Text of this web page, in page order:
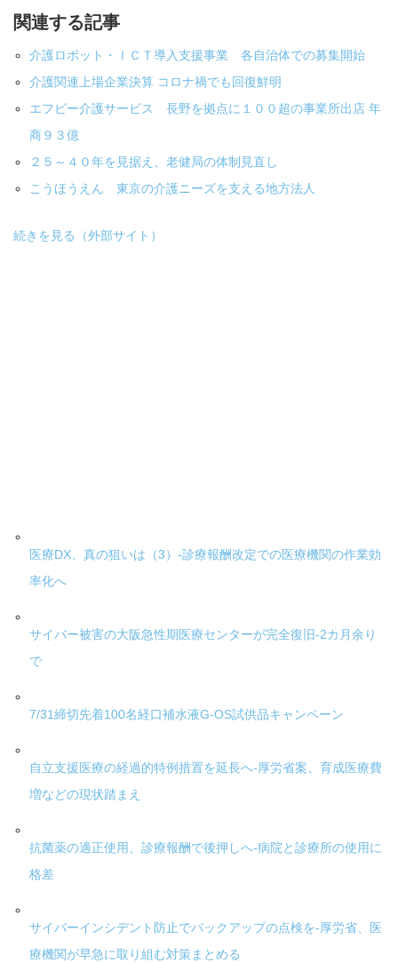
関連する記事
介護ロボット・ＩＣＴ導入支援事業 各自治体での募集開始
介護関連上場企業決算 コロナ禍でも回復鮮明
エフビー介護サービス 長野を拠点に１００超の事業所出店 年
商９３億
２５～４０年を見据え、老健局の体制見直し
こうほうえん 東京の介護ニーズを支える地方法人
続きを見る（外部サイト）
医療DX、真の狙いは（3）-診療報酬改定での医療機関の作業効
率化へ
サイバー被害の大阪急性期医療センターが完全復旧-2カ月余り
で
7/31締切先着100名経口補水液G-OS試供品キャンペーン
自立支援医療の経過的特例措置を延長へ-厚労省案、育成医療費
増などの現状踏まえ
抗菌薬の適正使用、診療報酬で後押しへ-病院と診療所の使用に
格差
サイバーインシデント防止でバックアップの点検を-厚労省、医
療機関が早急に取り組む対策まとめる